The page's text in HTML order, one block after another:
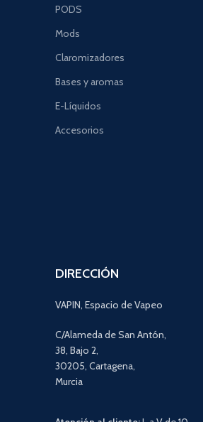
PODS
Mods
Claromizadores
Bases y aromas
E-Líquidos
Accesorios
DIRECCIÓN
VAPIN, Espacio de Vapeo
C/Alameda de San Antón,
38, Bajo 2,
30205, Cartagena,
Murcia